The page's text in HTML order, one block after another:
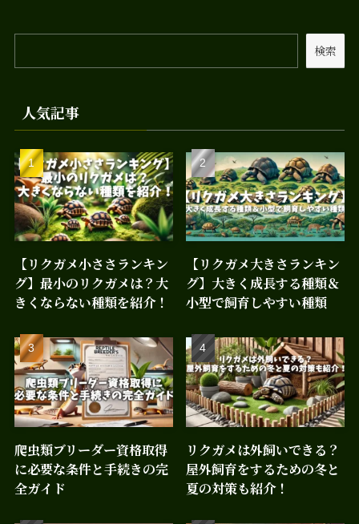
検索
人気記事
【リクガメ小ささランキン
グ】最小のリクガメは？大
きくならない種類を紹介！
【リクガメ大きさランキン
グ】大きく成長する種類＆
小型で飼育しやすい種類
爬虫類ブリーダー資格取得
に必要な条件と手続きの完
全ガイド
リクガメは外飼いできる？
屋外飼育をするための冬と
夏の対策も紹介！